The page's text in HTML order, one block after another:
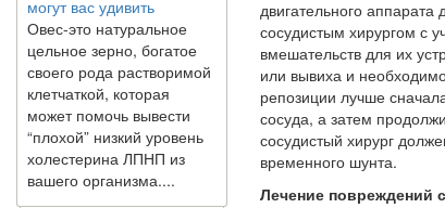
Овес-это натуральное
цельное зерно, богатое
своего рода растворимой
клетчаткой, которая
может помочь вывести
“плохой” низкий уровень
холестерина ЛПНП из
вашего организма....
двигательного
сосудистым хирургом с
вмешательств для их
или вывиха и
репозиции лучше
сосуда, а затем
сосудистый хирург
временного шунта.
Лечение повреждений